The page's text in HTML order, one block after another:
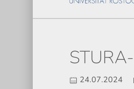
24.07.2024